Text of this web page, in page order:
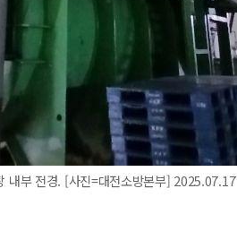
내부 전경. [사진=대전소방본부] 2025.07.17